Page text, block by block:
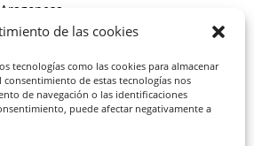
de las cookies
tecnologías como las cookies para almacenar
de estas tecnologías nos
de navegación o las identificaciones
puede afectar negativamente a
y Usuarios. FACU,